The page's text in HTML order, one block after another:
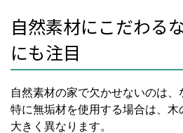
自然素材にこだわる
にも注目
自然素材の家で欠かせないのは、
特に無垢材を使用する場合は、
大きく異なります。